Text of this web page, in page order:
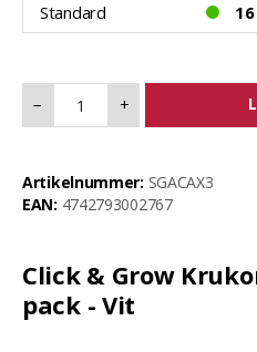
Click & Grow
pack - Vit
Standard
− +
Artikelnummer: SGACAX3
EAN: 4742793002767